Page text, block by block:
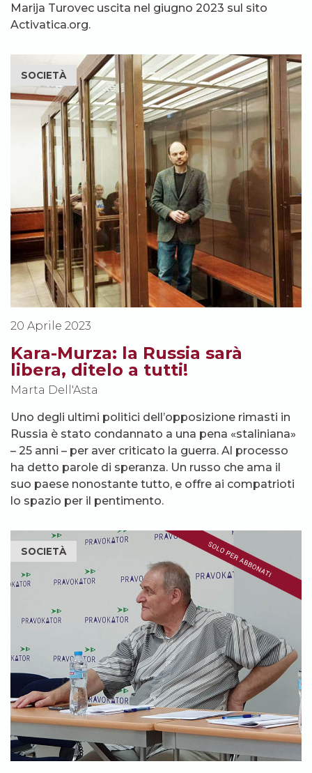
Marija Turovec uscita nel giugno 2023 sul sito
Activatica.org.
SOCIETÀ
20 Aprile 2023
Kara-Murza: la Russia sarà
libera, ditelo a tutti!
Marta Dell'Asta
Uno degli ultimi politici dell’opposizione rimasti in
Russia è stato condannato a una pena «staliniana»
– 25 anni – per aver criticato la guerra. Al processo
ha detto parole di speranza. Un russo che ama il
suo paese nonostante tutto, e offre ai compatrioti
lo spazio per il pentimento.
SOCIETÀ